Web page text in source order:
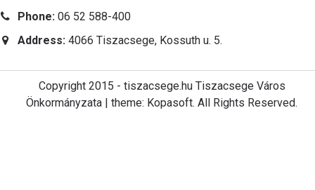
Phone: 06 52 588-400
Address: 4066 Tiszacsege, Kossuth u. 5.
Copyright 2015 - tiszacsege.hu Tiszacsege Város
Önkormányzata | theme: Kopasoft. All Rights Reserved.